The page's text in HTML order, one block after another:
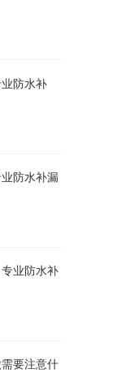
防水补
防水补漏
业防水补
要注意什